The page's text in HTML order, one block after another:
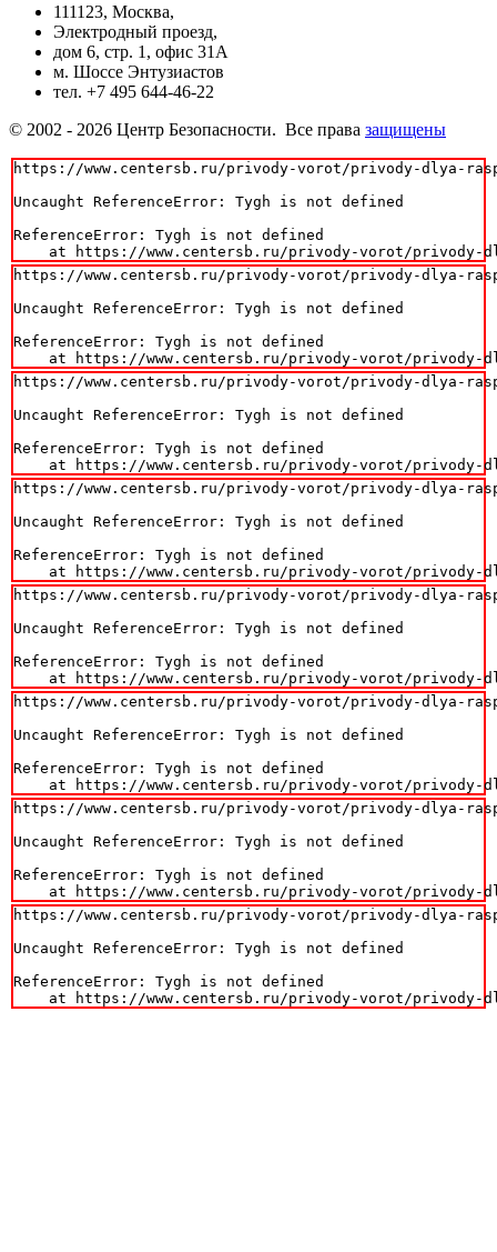
111123, Москва,
Электродный проезд,
дом 6, стр. 1, офис 31А
м. Шоссе Энтузиастов
тел. +7 495 644-46-22
© 2002 - 2026 Центр Безопасности. Все права защищены
https://www.centersb.ru/privody-vorot/privody-dlya-
Uncaught ReferenceError: Tygh is not defined
ReferenceError: Tygh is not defined
at https://www.centersb.ru/privody-vorot/
https://www.centersb.ru/privody-vorot/privody-dlya-
Uncaught ReferenceError: Tygh is not defined
ReferenceError: Tygh is not defined
at https://www.centersb.ru/privody-vorot/
https://www.centersb.ru/privody-vorot/privody-dlya-
Uncaught ReferenceError: Tygh is not defined
ReferenceError: Tygh is not defined
at https://www.centersb.ru/privody-vorot/
https://www.centersb.ru/privody-vorot/privody-dlya-
Uncaught ReferenceError: Tygh is not defined
ReferenceError: Tygh is not defined
at https://www.centersb.ru/privody-vorot/
https://www.centersb.ru/privody-vorot/privody-dlya-
Uncaught ReferenceError: Tygh is not defined
ReferenceError: Tygh is not defined
at https://www.centersb.ru/privody-vorot/
https://www.centersb.ru/privody-vorot/privody-dlya-
Uncaught ReferenceError: Tygh is not defined
ReferenceError: Tygh is not defined
at https://www.centersb.ru/privody-vorot/
https://www.centersb.ru/privody-vorot/privody-dlya-
Uncaught ReferenceError: Tygh is not defined
ReferenceError: Tygh is not defined
at https://www.centersb.ru/privody-vorot/
https://www.centersb.ru/privody-vorot/privody-dlya-
Uncaught ReferenceError: Tygh is not defined
ReferenceError: Tygh is not defined
at https://www.centersb.ru/privody-vorot/